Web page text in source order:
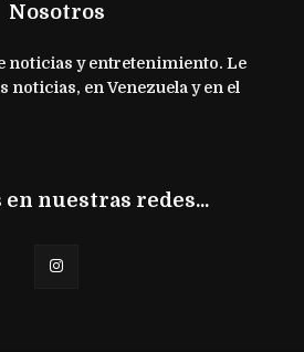
Nosotros
noticias y entretenimiento. Le
en Venezuela y en el
en nuestras redes...